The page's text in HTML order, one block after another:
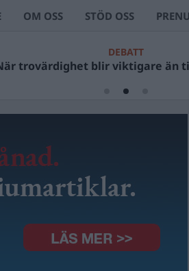
OM OSS STÖD OSS
DEBATT
trovärdighet blir viktigare än